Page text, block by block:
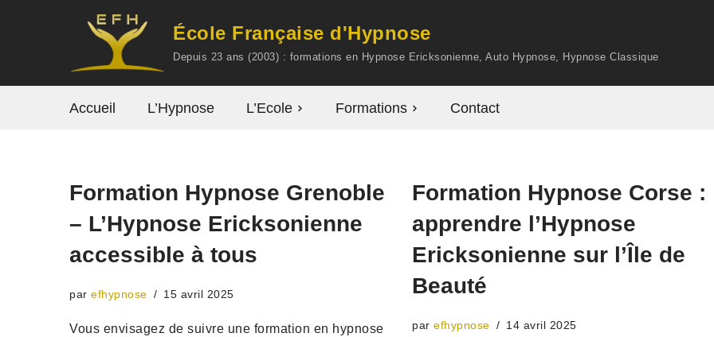
École Française d'Hypnose
Depuis 23 ans (2003) : formations en Hypnose Ericksonienne, Auto Hypnose, Hypnose Classique
Accueil L’Hypnose L’Ecole Formations Contact
Formation Hypnose Grenoble
– L’Hypnose Ericksonienne
accessible à tous
par efhypnose 15 avril 2025
Vous envisagez de suivre une formation en hypnose
Formation Hypnose Corse :
apprendre l’Hypnose
Ericksonienne sur l’Île de
Beauté
par efhypnose 14 avril 2025